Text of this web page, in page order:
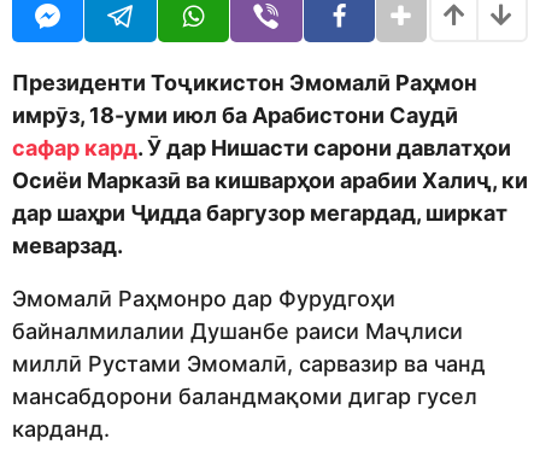
d
o
g
Президенти Тоҷикистон Эмомалӣ Раҳмон
имрӯз, 18-уми июл ба Арабистони Саудӣ
сафар кард. Ӯ дар Нишасти сарони давлатҳои
Осиёи Марказӣ ва кишварҳои арабии Халиҷ, ки
дар шаҳри Ҷидда баргузор мегардад, ширкат
меварзад.
Эмомалӣ Раҳмонро дар Фурудгоҳи
байналмилалии Душанбе раиси Маҷлиси
миллӣ Рустами Эмомалӣ, сарвазир ва чанд
мансабдорони баландмақоми дигар гусел
карданд.